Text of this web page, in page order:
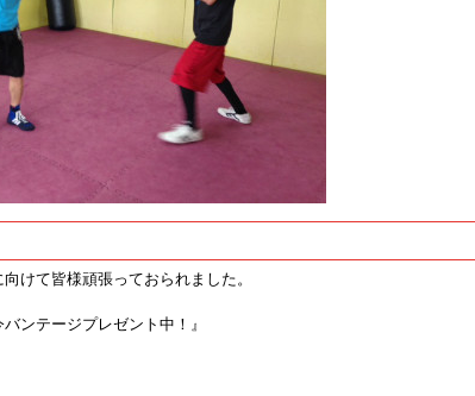
けて皆様頑張っておられました。
ンテージプレゼント中！』